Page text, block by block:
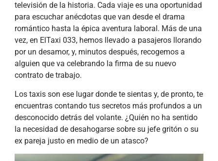
televisión de la historia. Cada viaje es una oportunidad
para escuchar anécdotas que van desde el drama
romántico hasta la épica aventura laboral. Más de una
vez, en ElTaxi 033, hemos llevado a pasajeros llorando
por un desamor, y, minutos después, recogemos a
alguien que va celebrando la firma de su nuevo
contrato de trabajo.
Los taxis son ese lugar donde te sientas y, de pronto, te
encuentras contando tus secretos más profundos a un
desconocido detrás del volante. ¿Quién no ha sentido
la necesidad de desahogarse sobre su jefe gritón o su
ex pareja justo en medio de un atasco?